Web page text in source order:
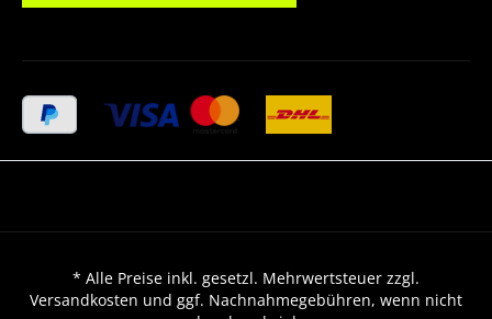
* Alle Preise inkl. gesetzl. Mehrwertsteuer zzgl.
Versandkosten und ggf. Nachnahmegebühren, wenn nicht